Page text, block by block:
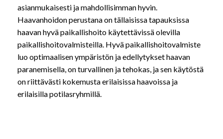
asianmukaisesti ja mahdollisimman hyvin.
Haavanhoidon perustana on tällaisissa tapauksissa
haavan hyvä paikallishoito käytettävissä olevilla
paikallishoitovalmisteilla. Hyvä paikallishoitovalmiste
luo optimaalisen ympäristön ja edellytykset haavan
paranemisella, on turvallinen ja tehokas, ja sen käytöstä
on riittävästi kokemusta erilaisissa haavoissa ja
erilaisilla potilasryhmillä.